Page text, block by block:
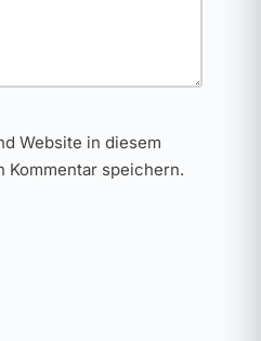
Website in diesem
Kommentar speichern.